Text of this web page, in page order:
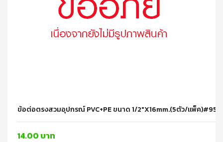
ข้อต่อตรงสวมอุปกรณ์ PVC+PE ขนาด 1/2"x16mm.(5ตัว/แพ็ค
14.00 บาท